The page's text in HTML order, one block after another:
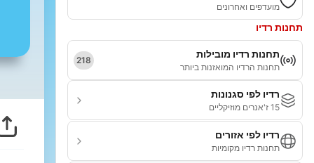
מועדפים ואחרונים
תחנות רדיו
תחנות רדיו מובילות
תחנות הרדיו המואזנות ביותר
218
רדיו לפי סגנונות
15 ז'אנרים מוזיקליים
רדיו לפי אזורים
תחנות רדיו מקומיות